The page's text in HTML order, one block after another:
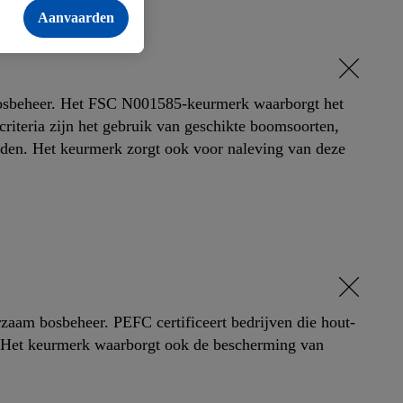
Het FSC N001585-keurmerk waarborgt het
zijn het gebruik van geschikte boomsoorten,
Het keurmerk zorgt ook voor naleving van deze
bosbeheer. PEFC certificeert bedrijven die hout-
keurmerk waarborgt ook de bescherming van
voor producten
toe te voegen,
als er
Door op
Aanvaarden